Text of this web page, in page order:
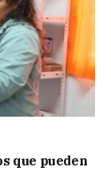
que pueden